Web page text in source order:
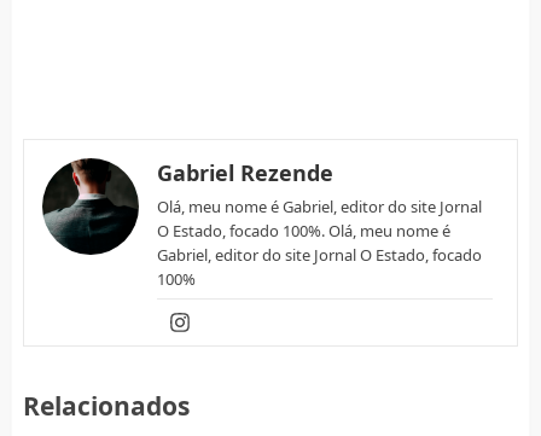
Gabriel Rezende
Olá, meu nome é Gabriel, editor do site Jornal
O Estado, focado 100%. Olá, meu nome é
Gabriel, editor do site Jornal O Estado, focado
100%
Relacionados